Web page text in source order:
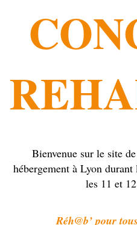
Bienvenue sur le site
hébergement à Lyon
les 11 et
Réh@b’ pour